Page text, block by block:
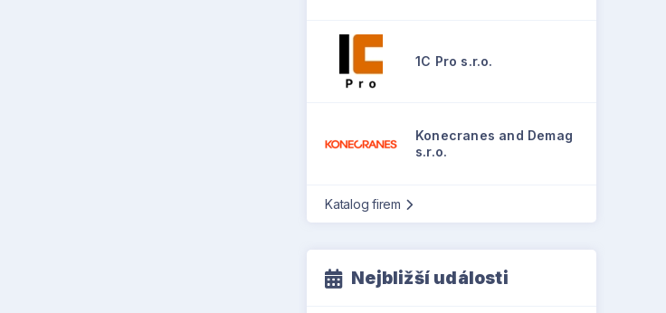
1C Pro s.r.o.
Konecranes and Demag
s.r.o.
Katalog firem
Nejbližší události